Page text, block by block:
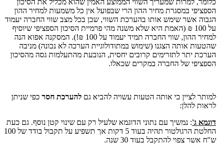
כלומר, למרות שמעריך השווי הממוצע האמין שהוא מכליל את הסיכון
הספציפי במסגרת מחיר ההון הרי שבפועל אין כל משמעות למחיר ההון
הגבוה אשר שימש אותו בהערכת השווי, שכן בכל מצב שווי החברה יעמוד
על 100 ₪ (האמת היא שלא משנה מהי פרמיית הסיכון הספציפי שיוסיף
למחיר ההון, שווי החברה תמיד יעמוד על 100 ₪!). המסקנה אפוא הנה
שהטעות אותה הצגנו (שימוש במתודולוגיית הערכה לא נכונה) מניבה
הערכת יתר לתזרימים קרובים יחסית, הנובעת מהתעלמות גסה מהסיכון
הספציפי של החברה במקרים שכאלו.
למותר לציין כי אותה הטעות עשויה להביא גם להערכת חסר כפי שניתן
לראות להלן:
דוגמא ג': נמשיך עם נתוני הדוגמא שלעיל רק עם שינוי קטן נוסף. גם כעת
החלטת הרגולטור תהיה בעוד 5 דקות אך תשפיע על תקבול בודד של 100
ש"ח אשר צפוי להתקבל בעוד 30 שנה.